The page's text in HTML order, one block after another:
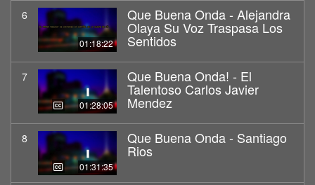
6
01:18:22
Que Buena Onda - Alejandra
Olaya Su Voz Traspasa Los
Sentidos
7
01:28:05
Que Buena Onda! - El
Talentoso Carlos Javier
Mendez
8
01:31:35
Que Buena Onda - Santiago
Rios